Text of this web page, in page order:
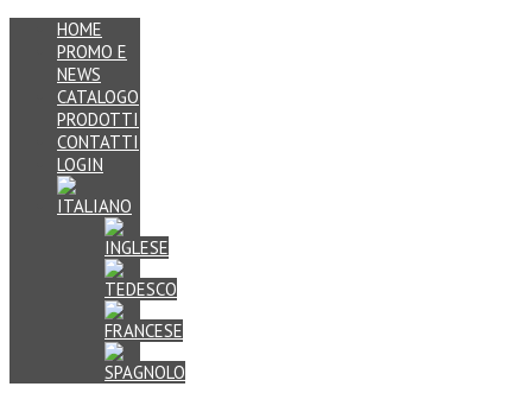
HOME
PROMO E
NEWS
CATALOGO
PRODOTTI
CONTATTI
LOGIN